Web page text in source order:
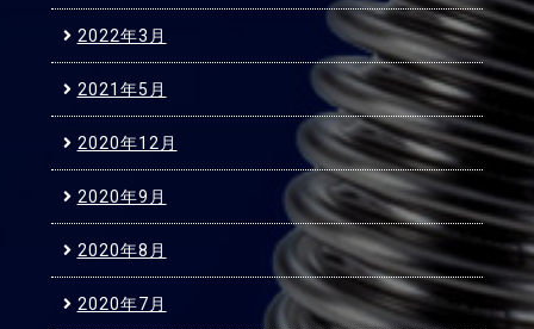
2022年3月
2021年5月
2020年12月
2020年9月
2020年8月
2020年7月